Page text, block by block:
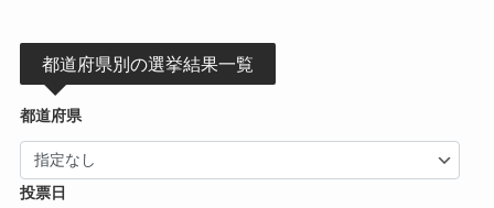
都道府県別の選挙結果一覧
都道府県
投票日